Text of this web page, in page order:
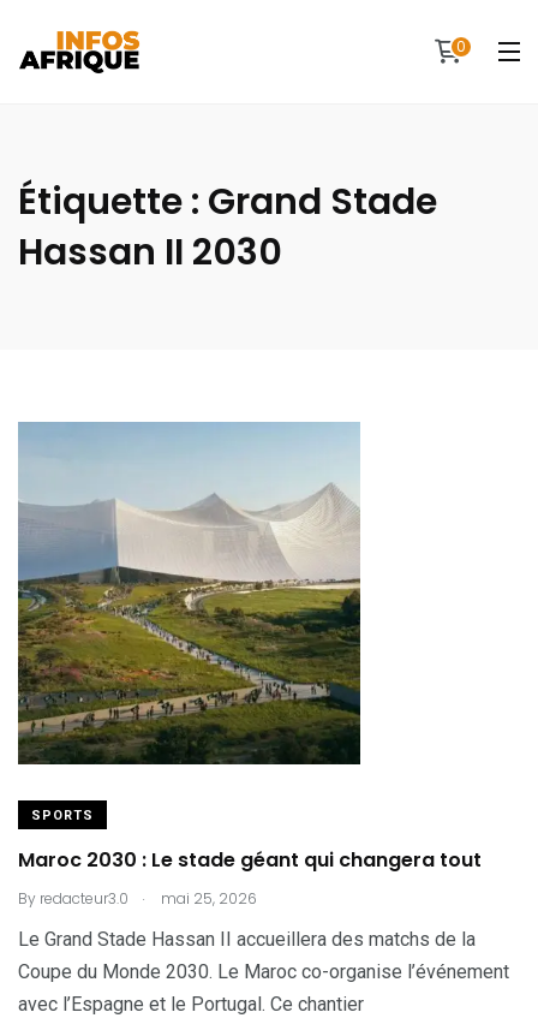
0
Étiquette : Grand Stade
Hassan II 2030
SPORTS
Maroc 2030 : Le stade géant qui changera tout
By redacteur3.0 . mai 25, 2026
Le Grand Stade Hassan II accueillera des matchs de la
Coupe du Monde 2030. Le Maroc co-organise l’événement
avec l’Espagne et le Portugal. Ce chantier